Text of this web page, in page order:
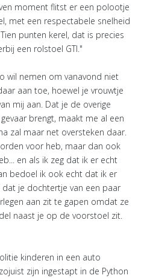
moment flitst er een polootje
met een respectabele snelheid
punten kerel, dat is precies
een rolstoel GTI."
wil nemen om vanavond niet
aan toe, hoewel je vrouwtje
mij aan. Dat je de overige
brengt, maakt me al een
zal maar net oversteken daar.
voor heb, maar dan ook
en als ik zeg dat ik er echt
bedoel ik ook echt dat ik er
je dochtertje van een paar
aan zit te gapen omdat ze
naast je op de voorstoel zit.
kinderen in een auto
zijn ingestapt in de Python